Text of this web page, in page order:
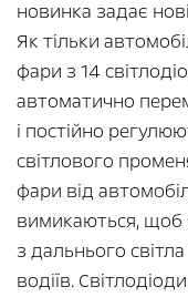
новинка задає
Як тільки
фари з 14
автоматично
і постійно
світлового
фари від
вимикаються, щоб
з дальнього
водіїв.